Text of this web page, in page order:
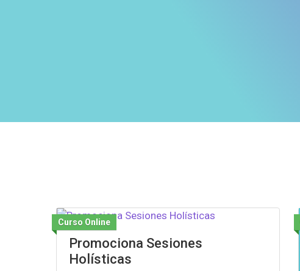
Curso Online
Promociona Sesiones
Holísticas